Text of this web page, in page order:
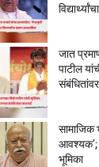
जात
पाटील
सामाजिक
आवश्यक’;
भूमिका